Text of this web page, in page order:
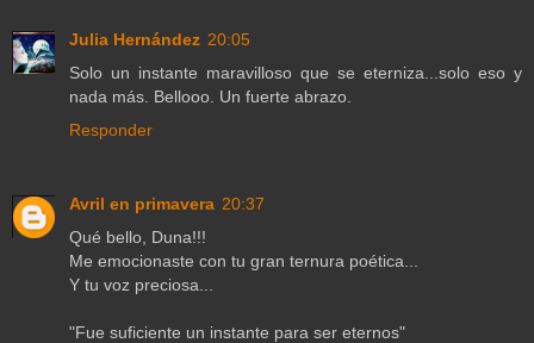
Julia Hernández 20:05
Solo un instante maravilloso que se eterniza...solo eso y
nada más. Bellooo. Un fuerte abrazo.
Responder
Avril en primavera 20:37
Qué bello, Duna!!!
Me emocionaste con tu gran ternura poética...
Y tu voz preciosa...
"Fue suficiente un instante para ser eternos"